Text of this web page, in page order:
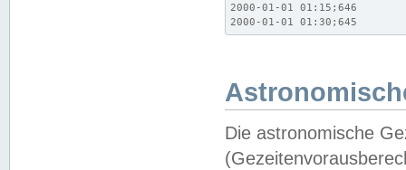
2000-01-01 01:15;646
2000-01-01 01:30;645
Die astronomische